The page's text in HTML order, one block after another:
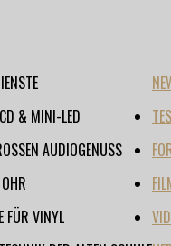
& MINI-LED
AUDIOGENUSS
FÜR VINYL